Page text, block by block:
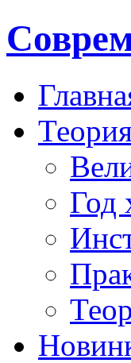
Год